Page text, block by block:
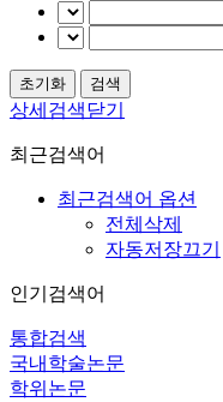
상세검색닫기
최근검색어
최근검색어 옵션
전체삭제
자동저장끄기
인기검색어
통합검색
국내학술논문
학위논문